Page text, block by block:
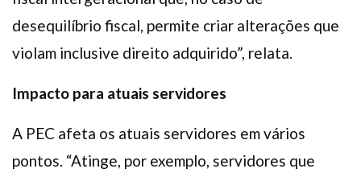
desequilíbrio fiscal, permite criar alterações que
violam inclusive direito adquirido”, relata.
Impacto para atuais servidores
A PEC afeta os atuais servidores em vários
pontos. “Atinge, por exemplo, servidores que